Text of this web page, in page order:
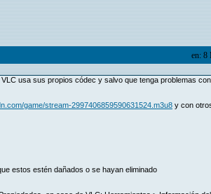
en: 8
usa sus propios códec y salvo que tenga problemas
game/stream-2997406859590631524.m3u8 y con
estos estén dañados o se hayan eliminado